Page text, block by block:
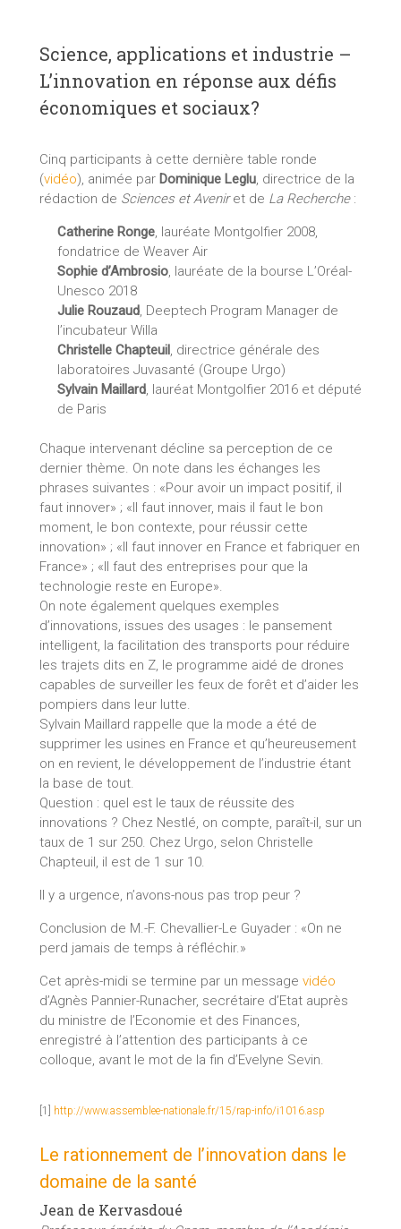
Science, applications et industrie –
L’innovation en réponse aux défis
économiques et sociaux?
Cinq participants à cette dernière table ronde
(vidéo), animée par Dominique Leglu, directrice de la
rédaction de Sciences et Aveniret de La Recherche:
Catherine Ronge, lauréate Montgolfier 2008,
fondatrice de Weaver Air
Sophie d’Ambrosio, lauréate de la bourse L’Oréal-
Unesco 2018
Julie Rouzaud, Deeptech Program Manager de
l’incubateur Willa
Christelle Chapteuil, directrice générale des
laboratoires Juvasanté (Groupe Urgo)
Sylvain Maillard, lauréat Montgolfier 2016 et député
de Paris
Chaque intervenant décline sa perception de ce
dernier thème. On note dans les échanges les
phrases suivantes : «Pour avoir un impact positif, il
faut innover» ; «Il faut innover, mais il faut le bon
moment, le bon contexte, pour réussir cette
innovation» ; «Il faut innover en France et fabriquer en
France» ; «Il faut des entreprises pour que la
technologie reste en Europe».
On note également quelques exemples
d’innovations, issues des usages : le pansement
intelligent, la facilitation des transports pour réduire
les trajets dits en Z, le programme aidé de drones
capables de surveiller les feux de forêt et d’aider les
pompiers dans leur lutte.
Sylvain Maillard rappelle que la mode a été de
supprimer les usines en France et qu’heureusement
on en revient, le développement de l’industrie étant
la base de tout.
Question : quel est le taux de réussite des
innovations ? Chez Nestlé, on compte, paraît-il, sur un
taux de 1 sur 250. Chez Urgo, selon Christelle
Chapteuil, il est de 1 sur 10.
Il y a urgence, n’avons-nous pas trop peur ?
Conclusion de M.-F. Chevallier-Le Guyader : «On ne
perd jamais de temps à réfléchir.»
Cet après-midi se termine par un message vidéo
d’Agnès Pannier-Runacher, secrétaire d’Etat auprès
du ministre de l’Economie et des Finances,
enregistré à l’attention des participants à ce
colloque, avant le mot de la fin d’Evelyne Sevin.
[1] http://www.assemblee-nationale.fr/15/rap-info/i1016.asp
Le rationnement de l’innovation dans le
domaine de la santé
Jean de Kervasdoué